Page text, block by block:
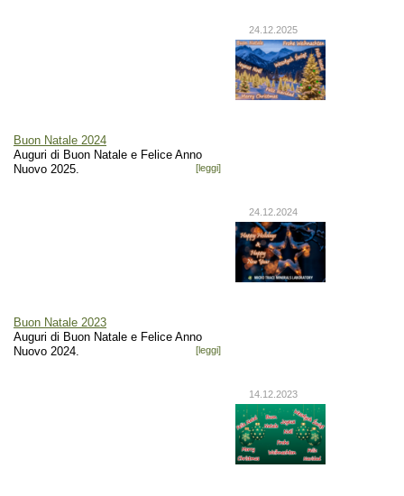
24.12.2025
Buon Natale 2024
Auguri di Buon Natale e Felice Anno
Nuovo 2025.
[leggi]
24.12.2024
Buon Natale 2023
Auguri di Buon Natale e Felice Anno
Nuovo 2024.
[leggi]
14.12.2023